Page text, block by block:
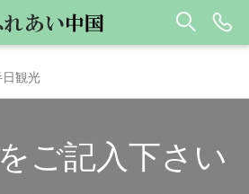
観光
ご記入下さい